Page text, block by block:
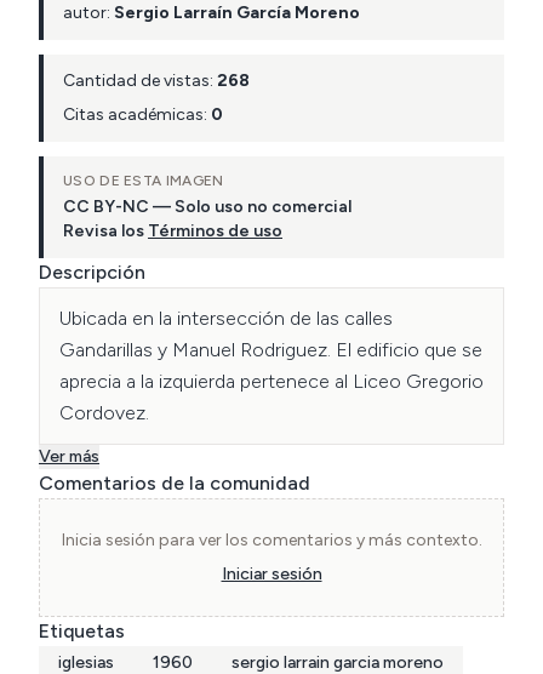
autor: Sergio Larraín García Moreno
Cantidad de vistas: 268
Citas académicas: 0
USO DE ESTA IMAGEN
CC BY-NC — Solo uso no comercial
Revisa los Términos de uso
Descripción
Ubicada en la intersección de las calles
Gandarillas y Manuel Rodriguez. El edificio que se
aprecia a la izquierda pertenece al Liceo Gregorio
Cordovez.
Ver más
Comentarios de la comunidad
Inicia sesión para ver los comentarios y más contexto.
Iniciar sesión
Etiquetas
iglesias 1960
sergio larrain garcia moreno